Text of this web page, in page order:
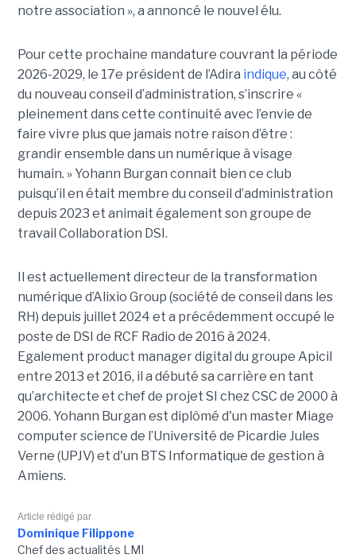
notre association », a annoncé le nouvel élu.
Pour cette prochaine mandature couvrant la période
2026-2029, le 17e président de l’Adira indique, au côté
du nouveau conseil d’administration, s’inscrire «
pleinement dans cette continuité avec l’envie de
faire vivre plus que jamais notre raison d’être :
grandir ensemble dans un numérique à visage
humain. »Yohann Burgan connait bien ce club
puisqu’il en était membre du conseil d’administration
depuis 2023 et animait également son groupe de
travail Collaboration DSI.
Il est actuellement directeur de la transformation
numérique d’Alixio Group (société de conseil dans les
RH) depuis juillet 2024 et a précédemment occupé le
poste de DSI de RCF Radio de 2016 à 2024.
Egalement product manager digital du groupe Apicil
entre 2013 et 2016, il a débuté sa carrière en tant
qu’architecte et chef de projet SI chez CSC de 2000 à
2006. Yohann Burgan est diplômé d'un master Miage
computer science de l’Université de Picardie Jules
Verne (UPJV) et d'un BTS Informatique de gestion à
Amiens.
Article rédigé par
Dominique Filippone
Chef des actualités LMI